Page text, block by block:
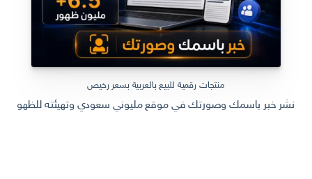
منتجات رقمية للبيع بالعربية بسعر رخيص
نشر خبر باسمك وصورتك في موقع مليوني سعودي وتهيئته للظهور